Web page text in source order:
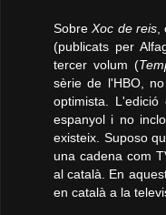
SobreXoc de reis,
(publicats per
tercer volum (
sèrie de l'HBO,
optimista.
espanyol i no
existeix. Suposo
una cadena com
al català. En
en català a la